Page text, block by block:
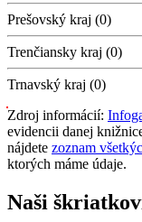
Prešovský kraj (0)
Trenčiansky kraj (0)
Trnavský kraj (0)
Zdroj informácií:
evidencii danej
nájdete zoznam
ktorých máme údaje.
Naši